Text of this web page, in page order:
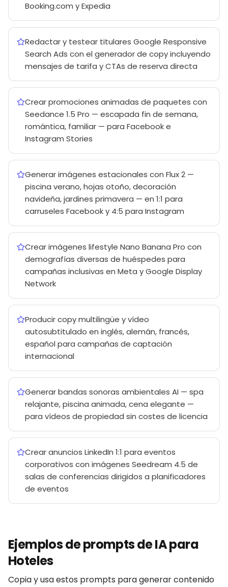
Booking.com y Expedia
Redactar y testear titulares Google Responsive
Search Ads con el generador de copy incluyendo
mensajes de tarifa y CTAs de reserva directa
Crear promociones animadas de paquetes con
Seedance 1.5 Pro — escapada fin de semana,
romántica, familiar — para Facebook e
Instagram Stories
Generar imágenes estacionales con Flux 2 —
piscina verano, hojas otoño, decoración
navideña, jardines primavera — en 1:1 para
carruseles Facebook y 4:5 para Instagram
Crear imágenes lifestyle Nano Banana Pro con
demografías diversas de huéspedes para
campañas inclusivas en Meta y Google Display
Network
Producir copy multilingüe y vídeo
autosubtitulado en inglés, alemán, francés,
español para campañas de captación
internacional
Generar bandas sonoras ambientales AI — spa
relajante, piscina animada, cena elegante —
para vídeos de propiedad sin costes de licencia
Crear anuncios LinkedIn 1:1 para eventos
corporativos con imágenes Seedream 4.5 de
salas de conferencias dirigidos a planificadores
de eventos
Ejemplos de prompts de IA para
Hoteles
Copia y usa estos prompts para generar contenido